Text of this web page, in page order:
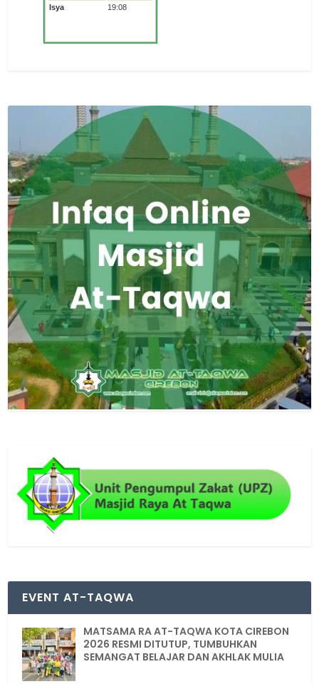
EVENT AT-TAQWA
MATSAMA RA AT-TAQWA KOTA CIREBON
2026 RESMI DITUTUP, TUMBUHKAN
SEMANGAT BELAJAR DAN AKHLAK MULIA